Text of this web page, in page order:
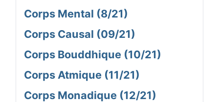
Corps Mental (8/21)
Corps Causal (09/21)
Corps Bouddhique (10/21)
Corps Atmique (11/21)
Corps Monadique (12/21)